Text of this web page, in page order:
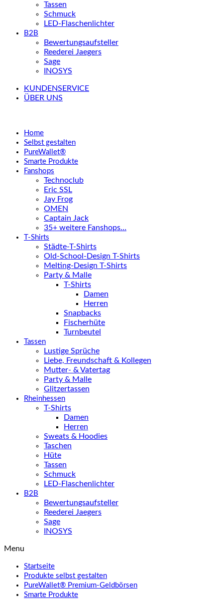
Tassen
Schmuck
LED-Flaschenlichter
B2B
Bewertungsaufsteller
Reederei Jaegers
Sage
INOSYS
KUNDENSERVICE
ÜBER UNS
Home
Selbst gestalten
PureWallet®
Smarte Produkte
Fanshops
Technoclub
Eric SSL
Jay Frog
OMEN
Captain Jack
35+ weitere Fanshops…
T-Shirts
Städte-T-Shirts
Old-School-Design T-Shirts
Melting-Design T-Shirts
Party & Malle
T-Shirts
Damen
Herren
Snapbacks
Fischerhüte
Turnbeutel
Tassen
Lustige Sprüche
Liebe, Freundschaft & Kollegen
Mutter- & Vatertag
Party & Malle
Glitzertassen
Rheinhessen
T-Shirts
Damen
Herren
Sweats & Hoodies
Taschen
Hüte
Tassen
Schmuck
LED-Flaschenlichter
B2B
Bewertungsaufsteller
Reederei Jaegers
Sage
INOSYS
Menu
Startseite
Produkte selbst gestalten
PureWallet® Premium-Geldbörsen
Smarte Produkte